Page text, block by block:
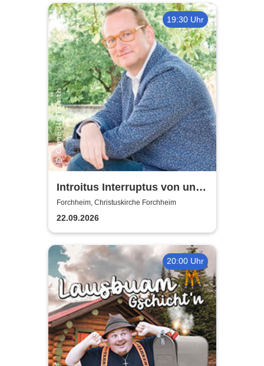
19:30 Uhr
Introitus Interruptus von und
mit Volker Heißmann & dem
Pavel-Sandorf-Quartett
Forchheim, Christuskirche Forchheim
22.09.2026
20:00 Uhr